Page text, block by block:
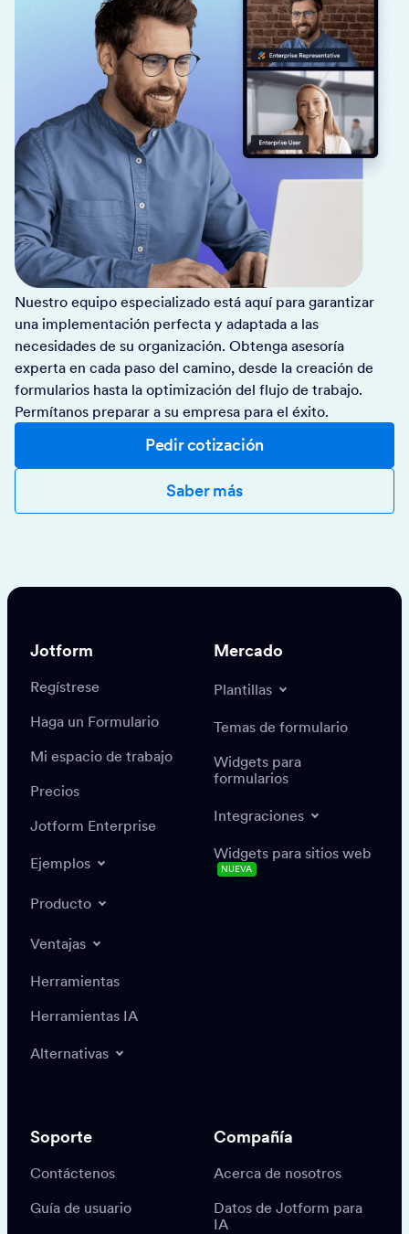
Nuestro equipo especializado está aquí para garantizar
una implementación perfecta y adaptada a las
necesidades de su organización. Obtenga asesoría
experta en cada paso del camino, desde la creación de
formularios hasta la optimización del flujo de trabajo.
Permítanos preparar a su empresa para el éxito.
Pedir cotización
Saber más
Jotform
Regístrese
Haga un Formulario
Mi espacio de trabajo
Precios
Jotform Enterprise
Ejemplos
Producto
Ventajas
Herramientas
Herramientas IA
Alternativas
Mercado
Plantillas
Temas de formulario
Widgets para
formularios
Integraciones
Widgets para sitios web
NUEVA
Soporte
Contáctenos
Guía de usuario
Compañía
Acerca de nosotros
Datos de Jotform para
IA